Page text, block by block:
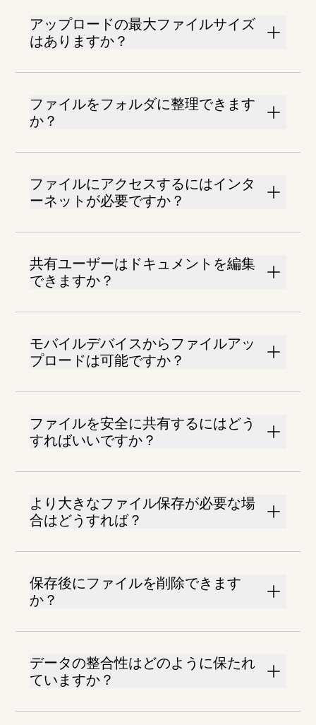
アップロードの最大ファイルサイズ
はありますか？
ファイルをフォルダに整理できます
か？
ファイルにアクセスするにはインタ
ーネットが必要ですか？
共有ユーザーはドキュメントを編集
できますか？
モバイルデバイスからファイルアッ
プロードは可能ですか？
ファイルを安全に共有するにはどう
すればいいですか？
より大きなファイル保存が必要な場
合はどうすれば？
保存後にファイルを削除できます
か？
データの整合性はどのように保たれ
ていますか？